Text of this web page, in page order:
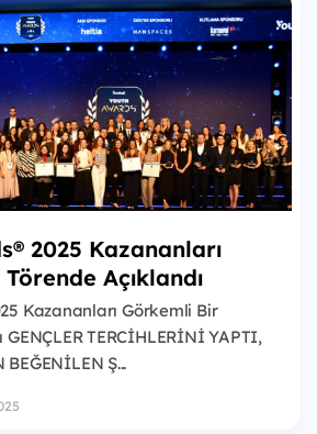
2025 Kazananları
Açıklandı
Kazananları Görkemli Bir
GENÇLER TERCİHLERİNİ YAPTI,
BEĞENİLEN Ş...